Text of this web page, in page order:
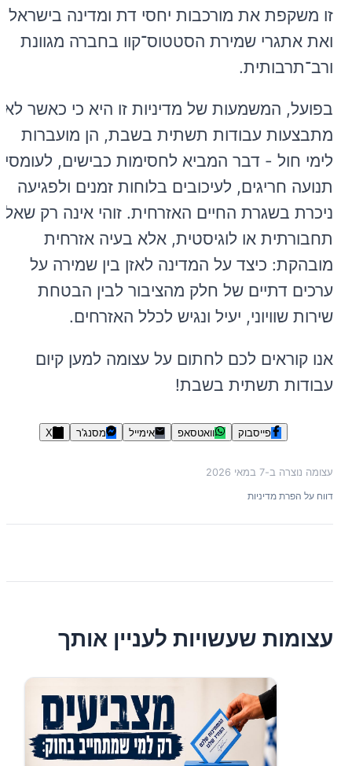
זו משקפת את מורכבות יחסי דת ומדינה בישראל
ואת אתגרי שמירת הסטטוס־קוו בחברה מגוונת
ורב־תרבותית.
בפועל, המשמעות של מדיניות זו היא כי כאשר לא
מתבצעות עבודות תשתית בשבת, הן מועברות
לימי חול - דבר המביא לחסימות כבישים, לעומסי
תנועה חריגים, לעיכובים בלוחות זמנים ולפגיעה
ניכרת בשגרת החיים האזרחית. זוהי אינה רק
תחבורתית או לוגיסטית, אלא בעיה אזרחית
מובהקת: כיצד על המדינה לאזן בין שמירה על
ערכים דתיים של חלק מהציבור לבין הבטחת
שירות שוויוני, יעיל ונגיש לכלל האזרחים.
אנו קוראים לכם לחתום על עצומה למען קיום
עבודות תשתית בשבת!
פייסבוק וואטסאפ אימייל מסנג'ר X
עצומה נוצרה ב-7 במאי 2026
דווח על הפרת מדיניות
עצומות שעשויות לעניין אותך